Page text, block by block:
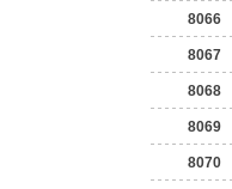
8066
8067
8068
8069
8070